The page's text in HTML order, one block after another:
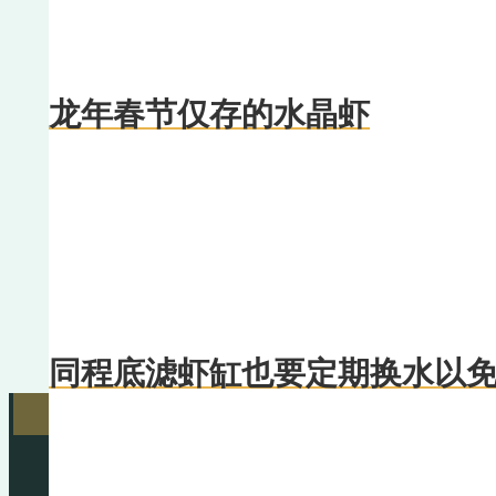
龙年春节仅存的水晶虾
同程底滤虾缸也要定期换水以